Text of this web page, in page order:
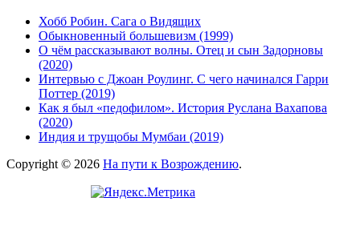
Хобб Робин. Сага о Видящих
Обыкновенный большевизм (1999)
О чём рассказывают волны. Отец и сын Задорновы
(2020)
Интервью с Джоан Роулинг. С чего начинался Гарри
Поттер (2019)
Как я был «педофилом». История Руслана Вахапова
(2020)
Индия и трущобы Мумбаи (2019)
Copyright © 2026 На пути к Возрождению.